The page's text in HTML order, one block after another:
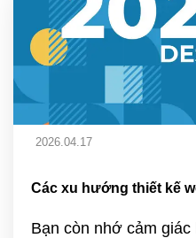
2026.04.17
Các xu hướng thiết kế
Bạn còn nhớ cảm